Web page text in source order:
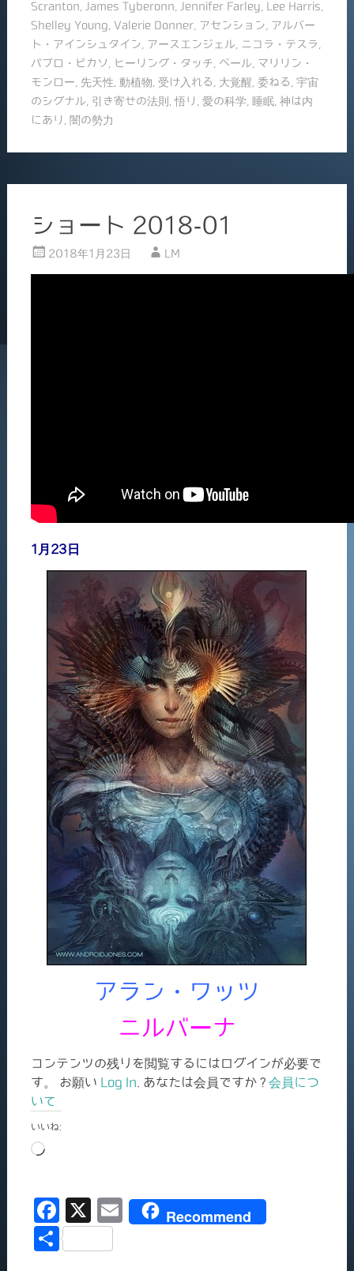
o
k
Scranton James Tyberonn Jennifer Farley Lee Harris
Shelley Young
Valerie Donner, アセンション
アルバー
ト・アインシュタイン
アースエンジェル ニコラ・テスラ
パブロ・ピカソ
ヒーリング・タッチ ベール
マリリン・
モンロー
先天性 動植物 受け入れる 大覚醒 委ねる
宇宙
のシグナル
引き寄せの法則 ,悟り 愛の科学 睡眠, 神は内
にあり
闇の勢力
ショート 2018-01
2018年1月23日 LM
1月23日
アラン・ワッツ
ニルバーナ
コンテンツの残りを閲覧するにはログインが必要で
す。 お願い Log In . あなたは会員ですか ? 会員につ
いて
いいね:
読
み
中…
F
a
X
E
Recommend
共